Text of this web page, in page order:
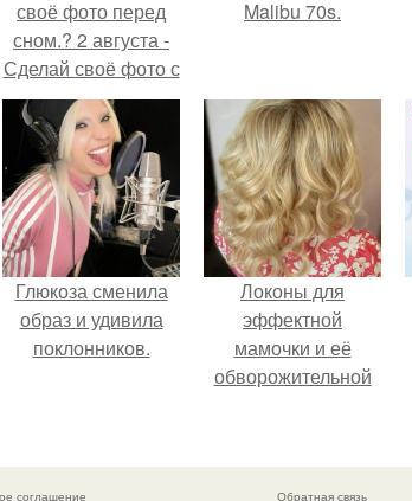
своё фото перед
сном.? 2 августа -
Сделай своё фото с
потёкшей тушью.? 3
августа - Сделай
своё фото на
лестнице.?
Malibu 70s.
Глюкоза сменила
образ и удивила
поклонников.
Локоны для
эффектной
мамочки и её
обворожительной
соглашение Обратная связь